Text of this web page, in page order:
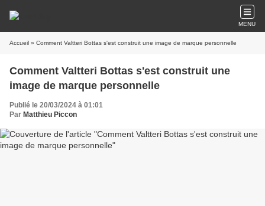
MENU
Accueil » Comment Valtteri Bottas s'est construit une image de marque personnelle
Comment Valtteri Bottas s'est construit une
image de marque personnelle
Publié le 20/03/2024 à 01:01
Par Matthieu Piccon